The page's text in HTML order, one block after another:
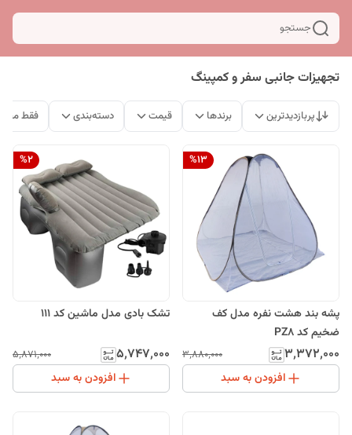
جستجو
تجهیزات جانبی سفر و کمپینگ
پربازدیدترین برندها قیمت دسته‌بندی فقط
%13
پشه بند هشت نفره مدل کف
ضخیم کد PZ8
۳٬۳۷۲٬۰۰۰ ۳٬۸۸۰٬۰۰۰
افزودن به سبد
%2
تشک بادی مدل ماشین کد 111
۵٬۷۴۷٬۰۰۰ ۵٬۸۷۱٬۰۰۰
افزودن به سبد